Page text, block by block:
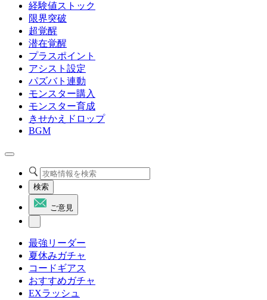
経験値ストック
限界突破
超覚醒
潜在覚醒
プラスポイント
アシスト設定
パズバト連動
モンスター購入
モンスター育成
きせかえドロップ
BGM
検索
ご意見
最強リーダー
夏休みガチャ
コードギアス
おすすめガチャ
EXラッシュ